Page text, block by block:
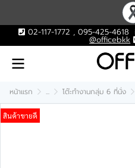
02-117-1772 , 095-425-4618
@officebkk
หน้าแรก ... โต๊ะทำงานกลุ่ม 6 ที่นั่ง
สินค้าขายดี